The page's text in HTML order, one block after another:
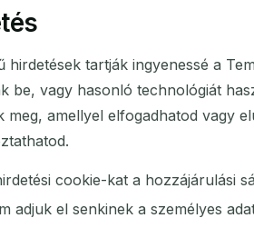
hirdetések tartják ingyenessé a
be, vagy hasonló technológiát
meg, amellyel elfogadhatod vagy
cookie-kat a hozzájárulási
adjuk el senkinek a személyes